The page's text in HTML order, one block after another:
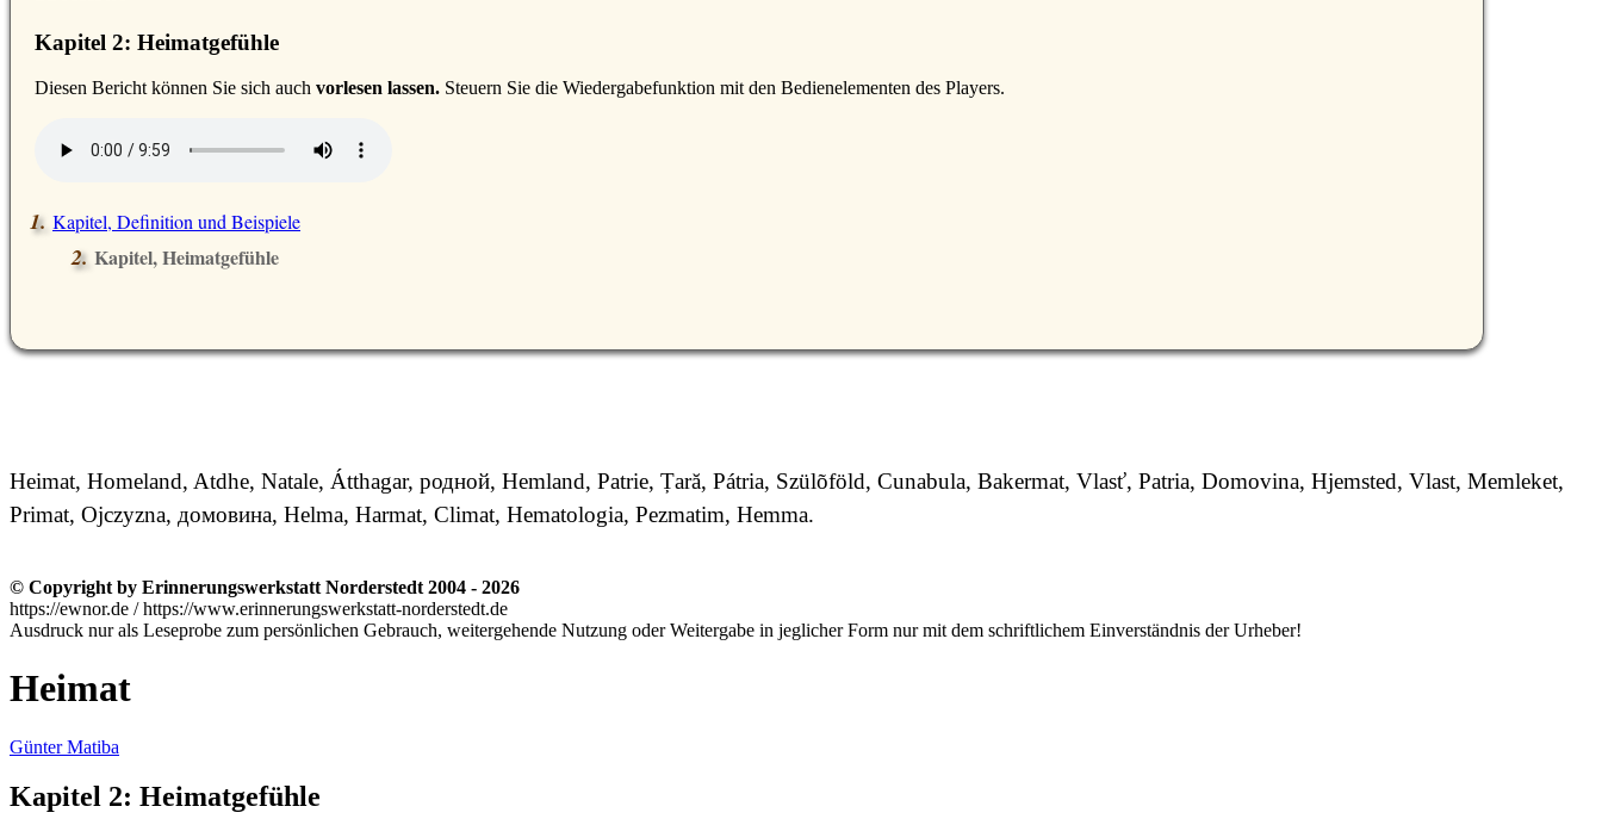
Kapitel 2: Heimatgefühle
Diesen Bericht können Sie sich auch vorlesen lassen. Steuern Sie die Wiedergabefunktion mit den Bedienelementen des Players.
Kapitel, Definition und Beispiele
Kapitel, Heimatgefühle
Heimat, Homeland, Atdhe, Natale, Átthagar, родной, Hemland, Patrie, Țară, Pátria, Szülõföld, Cunabula, Bakermat, Vlasť, Patria, Domovina, Hjemsted, Vlast, Memleket,
Primat, Ojczyzna, домовина, Helma, Harmat, Climat, Hematologia, Pezmatim, Hemma.
© Copyright by Erinnerungswerkstatt Norderstedt 2004 - 2026
https://ewnor.de / https://www.erinnerungswerkstatt-norderstedt.de
Ausdruck nur als Leseprobe zum persönlichen Gebrauch, weitergehende Nutzung oder Weitergabe in jeglicher Form nur mit dem schriftlichem Einverständnis der Urheber!
Heimat
Günter Matiba
Kapitel 2: Heimatgefühle